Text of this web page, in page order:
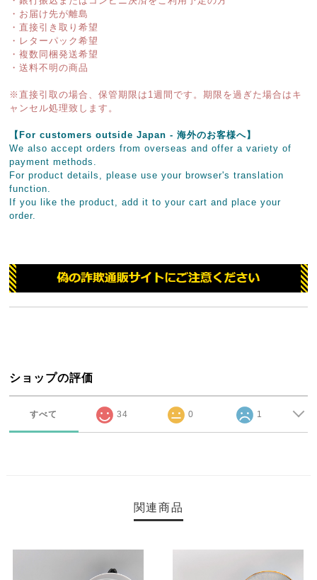
・お届け先が離島
・直接引き取り希望
・レターパック希望
・複数同梱発送希望
・送料不明の商品
※直接引取の場合、保管期限は1週間です。期限を過ぎた場合はキ
ャンセル処理致します。
【For customers outside Japan - 海外のお客様へ】
We also accept orders from overseas and offer a variety of
payment methods.
For product details, please use your browser's translation
function.
If you like the product, add it to your cart and place your
order.
ショップの評価
すべて 34 0 1
関連商品